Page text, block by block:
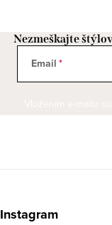
Nezmeškajte
Email
áInstagram